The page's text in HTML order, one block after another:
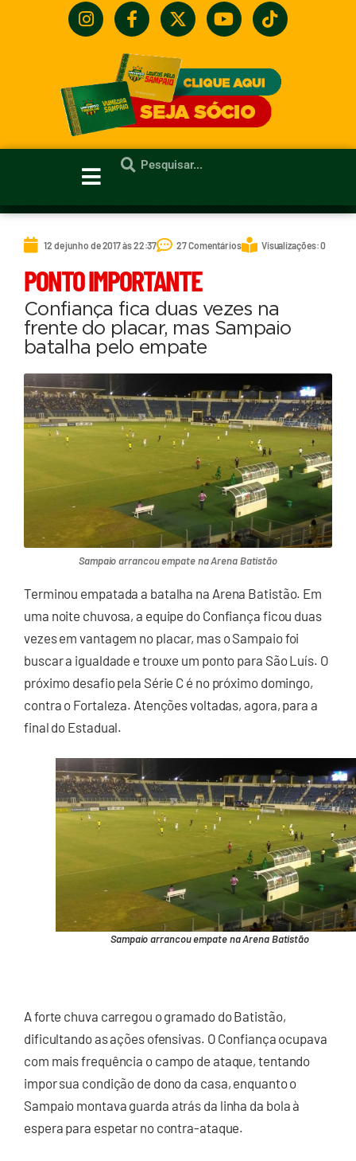
12 de junho de 2017 às 22:37 27 Comentários Visualizações: 0
PONTO IMPORTANTE
Confiança fica duas vezes na
frente do placar, mas Sampaio
batalha pelo empate
Sampaio arrancou empate na Arena Batistão
Terminou empatada a batalha na Arena Batistão. Em
uma noite chuvosa, a equipe do Confiança ficou duas
vezes em vantagem no placar, mas o Sampaio foi
buscar a igualdade e trouxe um ponto para São Luís. O
próximo desafio pela Série C é no próximo domingo,
contra o Fortaleza. Atenções voltadas, agora, para a
final do Estadual.
Sampaio arrancou empate na Arena Batistão
A forte chuva carregou o gramado do Batistão,
dificultando as ações ofensivas. O Confiança ocupava
com mais frequência o campo de ataque, tentando
impor sua condição de dono da casa, enquanto o
Sampaio montava guarda atrás da linha da bola à
espera para espetar no contra-ataque.